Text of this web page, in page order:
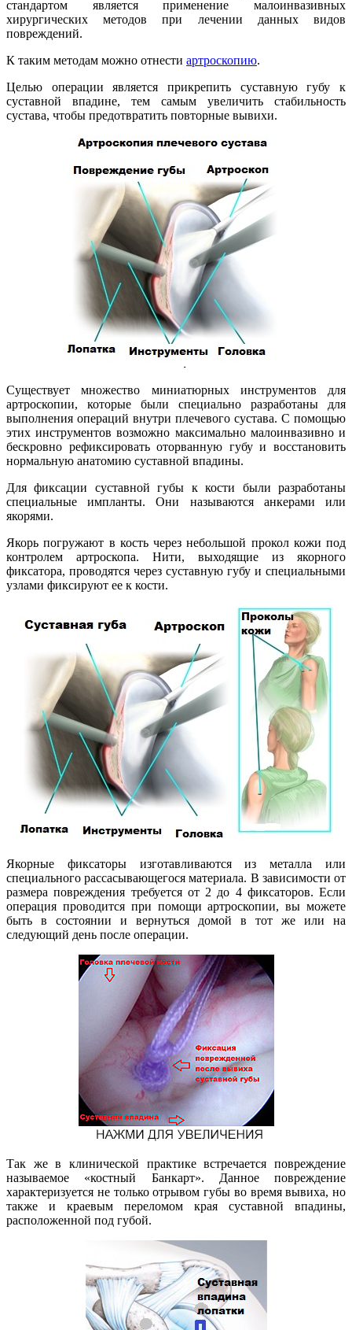
стандартом является применение малоинвазивных
хирургических методов при лечении данных видов
повреждений.
К таким методам можно отнести артроскопию.
Целью операции является прикрепить суставную губу к
суставной впадине, тем самым увеличить стабильность
сустава, чтобы предотвратить повторные вывихи.
Существует множество миниатюрных инструментов для
артроскопии, которые были специально разработаны для
выполнения операций внутри плечевого сустава. С помощью
этих инструментов возможно максимально малоинвазивно и
бескровно рефиксировать оторванную губу и восстановить
нормальную анатомию суставной впадины.
Для фиксации суставной губы к кости были разработаны
специальные импланты. Они называются анкерами или
якорями.
Якорь погружают в кость через небольшой прокол кожи под
контролем артроскопа. Нити, выходящие из якорного
фиксатора, проводятся через суставную губу и специальными
узлами фиксируют ее к кости.
Якорные фиксаторы изготавливаются из металла или
специального рассасывающегося материала. В зависимости от
размера повреждения требуется от 2 до 4 фиксаторов. Если
операция проводится при помощи артроскопии, вы можете
быть в состоянии и вернуться домой в тот же или на
следующий день после операции.
Так же в клинической практике встречается повреждение
называемое «костный Банкарт». Данное повреждение
характеризуется не только отрывом губы во время вывиха, но
также и краевым переломом края суставной впадины,
расположенной под губой.